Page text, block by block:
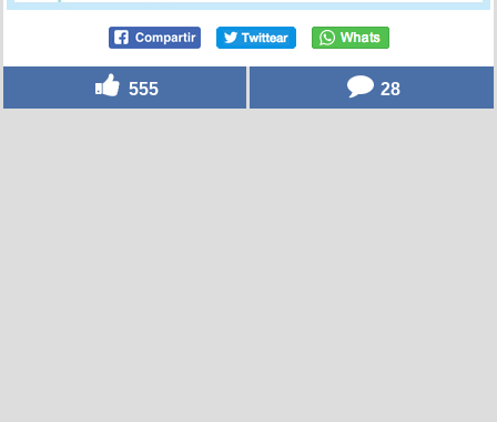
555 28